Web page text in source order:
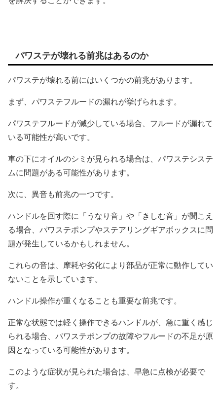
パワステが壊れる前兆はあるのか
パワステが壊れる前にはいくつかの前兆があります。
まず、パワステフルードの漏れが挙げられます。
パワステフルードが減少している場合、フルードが漏れて
いる可能性が高いです。
車の下にオイルのシミが見られる場合は、パワステシステ
ムに問題がある可能性があります。
次に、異音も前兆の一つです。
ハンドルを回す際に「うなり音」や「きしむ音」が聞こえ
る場合、パワステポンプやステアリングギアボックスに問
題が発生しているかもしれません。
これらの音は、摩耗や劣化により部品が正常に動作してい
ないことを示しています。
ハンドル操作が重くなることも重要な前兆です。
正常な状態では軽く操作できるハンドルが、急に重く感じ
られる場合、パワステポンプの故障やフルードの不足が原
因となっている可能性があります。
このような症状が見られた場合は、早急に点検が必要で
す。